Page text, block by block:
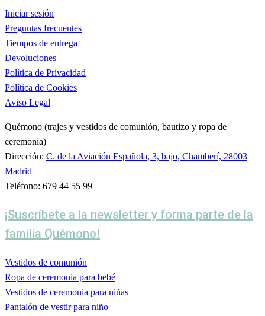
Iniciar sesión
Preguntas frecuentes
Tiempos de entrega
Devoluciones
Política de Privacidad
Política de Cookies
Aviso Legal
Quémono (trajes y vestidos de comunión, bautizo y ropa de
ceremonia)
Dirección: C. de la Aviación Española, 3, bajo, Chamberí, 28003
Madrid
Teléfono: 679 44 55 99
¡Suscríbete a la newsletter y forma parte de la
familia Quémono!
Vestidos de comunión
Ropa de ceremonia para bebé
Vestidos de ceremonia para niñas
Pantalón de vestir para niño